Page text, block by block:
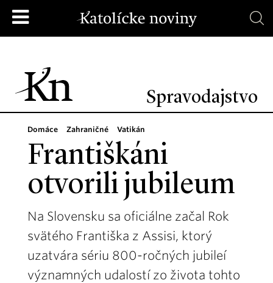
Spravodajstvo
Domáce Zahraničné Vatikán
Františkáni
otvorili jubileum
Na Slovensku sa oficiálne začal Rok
svätého Františka z Assisi, ktorý
uzatvára sériu 800-ročných jubileí
významných udalostí zo života tohto